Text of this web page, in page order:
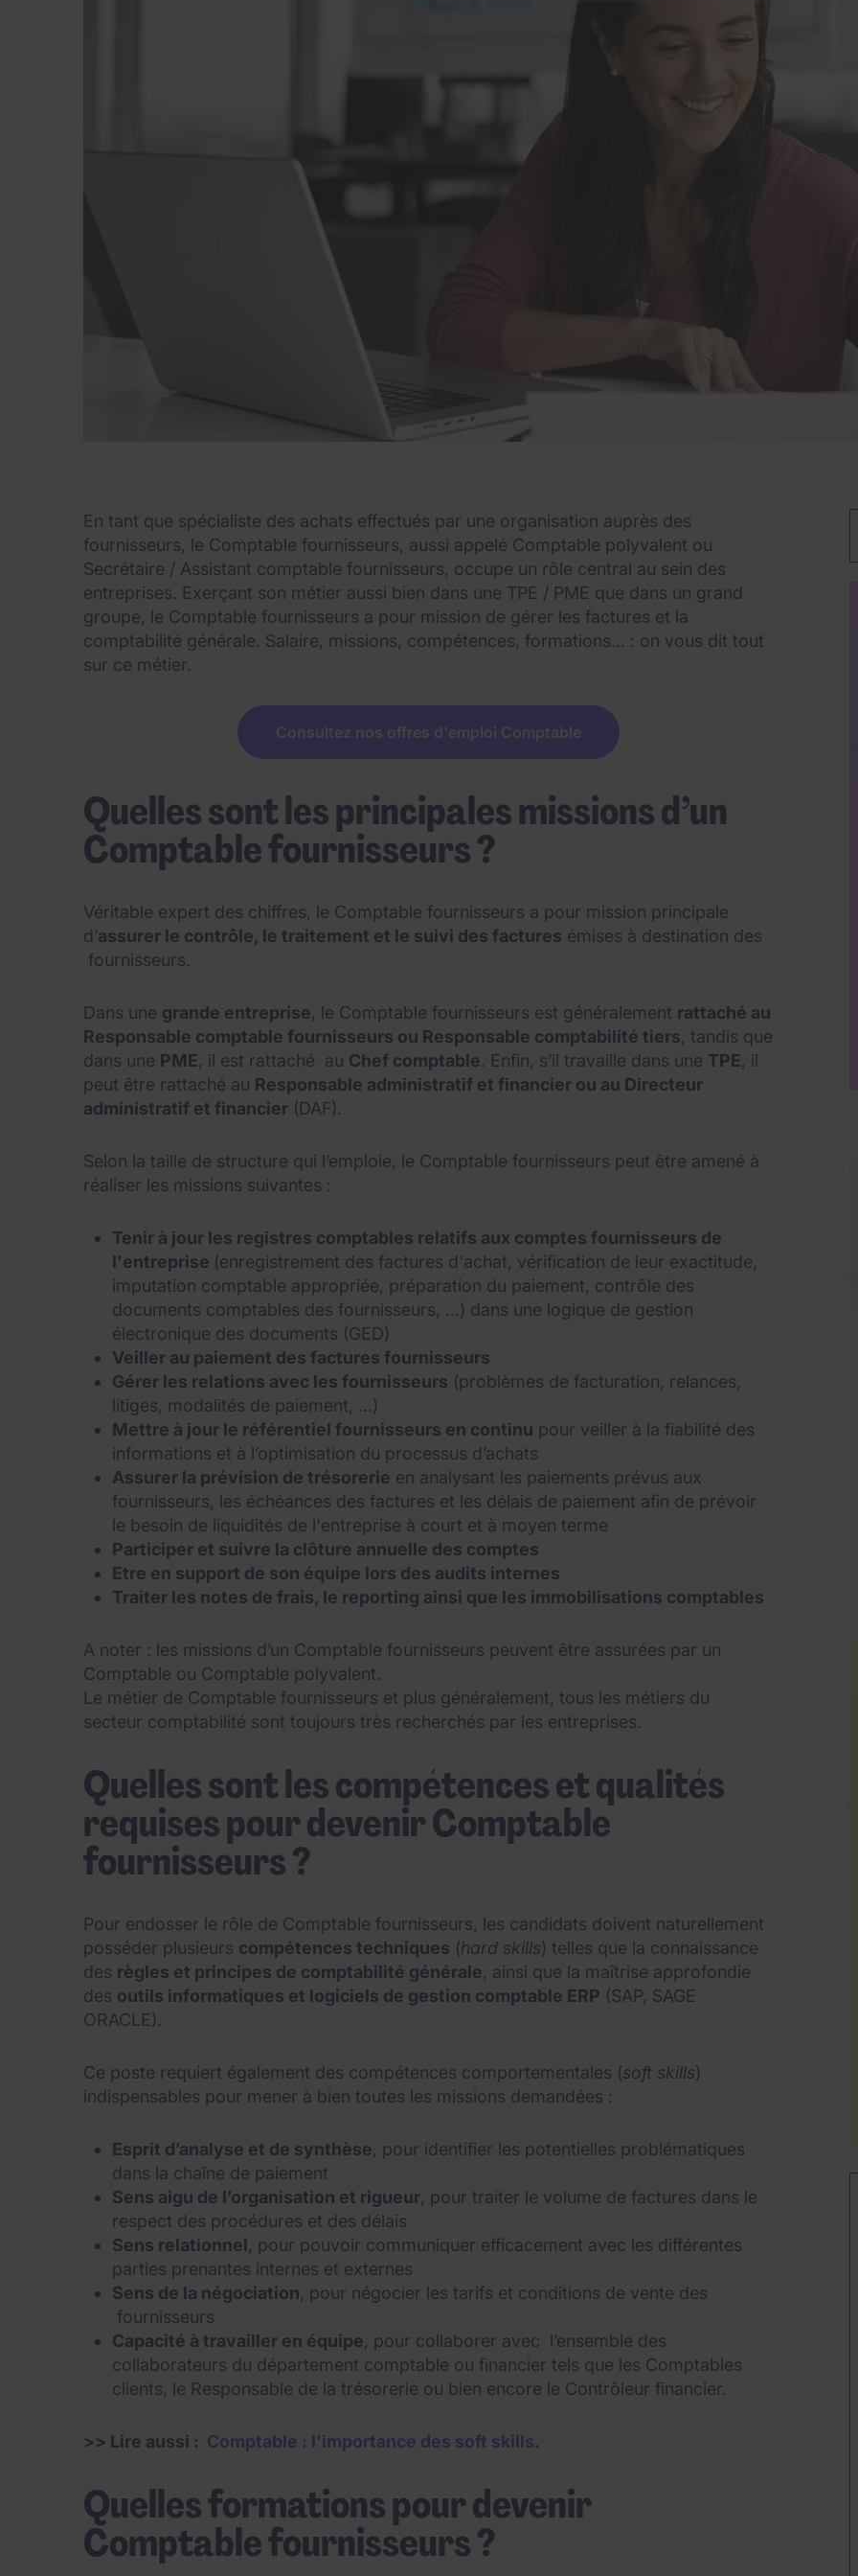
En tant que spécialiste des achats effectués par une organisation auprès des
fournisseurs, le Comptable fournisseurs, aussi appelé Comptable polyvalent ou
Secrétaire / Assistant comptable fournisseurs, occupe un rôle central au sein des
entreprises. Exerçant son métier aussi bien dans une TPE / PME que dans un grand
groupe, le Comptable fournisseurs a pour mission de gérer les factures et la
comptabilité générale. Salaire, missions, compétences, formations... : on vous dit tout
sur ce métier.
Consultez nos offres d'emploi Comptable
Quelles sont les principales missions d’un
Comptable fournisseurs ?
Véritable expert des chiffres, le Comptable fournisseurs a pour mission principale
d’assurer le contrôle, le traitement et le suivi des factures émises à destination des
fournisseurs.
Dans une grande entreprise, le Comptable fournisseurs est généralement rattaché au
Responsable comptable fournisseurs ou Responsable comptabilité tiers, tandis que
dans une PME, il est rattaché au Chef comptable. Enfin, s’il travaille dans une TPE, il
peut être rattaché au Responsable administratif et financier ou au Directeur
administratif et financier (DAF).
Selon la taille de structure qui l’emploie, le Comptable fournisseurs peut être amené à
réaliser les missions suivantes :
Tenir à jour les registres comptables relatifs aux comptes fournisseurs de
l'entreprise (enregistrement des factures d'achat, vérification de leur exactitude,
imputation comptable appropriée, préparation du paiement, contrôle des
documents comptables des fournisseurs, …) dans une logique de gestion
électronique des documents (GED)
Veiller au paiement des factures fournisseurs
Gérer les relations avec les fournisseurs (problèmes de facturation, relances,
litiges, modalités de paiement, …)
Mettre à jour le référentiel fournisseurs en continu pour veiller à la fiabilité des
informations et à l’optimisation du processus d’achats
Assurer la prévision de trésorerie en analysant les paiements prévus aux
fournisseurs, les échéances des factures et les délais de paiement afin de prévoir
le besoin de liquidités de l'entreprise à court et à moyen terme
Participer et suivre la clôture annuelle des comptes
Etre en support de son équipe lors des audits internes
Traiter les notes de frais, le reporting ainsi que les immobilisations comptables
A noter : les missions d’un Comptable fournisseurs peuvent être assurées par un
Comptable ou Comptable polyvalent.
Le métier de Comptable fournisseurs et plus généralement, tous les métiers du
secteur comptabilité sont toujours très recherchés par les entreprises.
Quelles sont les compétences et qualités
requises pour devenir Comptable
fournisseurs ?
Pour endosser le rôle de Comptable fournisseurs, les candidats doivent naturellement
posséder plusieurs compétences techniques (hard skills) telles que la connaissance
des règles et principes de comptabilité générale, ainsi que la maîtrise approfondie
des outils informatiques et logiciels de gestion comptable ERP (SAP, SAGE
ORACLE).
Ce poste requiert également des compétences comportementales (soft skills)
indispensables pour mener à bien toutes les missions demandées :
Esprit d’analyse et de synthèse, pour identifier les potentielles problématiques
dans la chaîne de paiement
Sens aigu de l’organisation et rigueur, pour traiter le volume de factures dans le
respect des procédures et des délais
Sens relationnel, pour pouvoir communiquer efficacement avec les différentes
parties prenantes internes et externes
Sens de la négociation, pour négocier les tarifs et conditions de vente des
fournisseurs
Capacité à travailler en équipe, pour collaborer avec l’ensemble des
collaborateurs du département comptable ou financier tels que les Comptables
clients, le Responsable de la trésorerie ou bien encore le Contrôleur financier.
>> Lire aussi : Comptable : l'importance des soft skills.
Quelles formations pour devenir
Comptable fournisseurs ?